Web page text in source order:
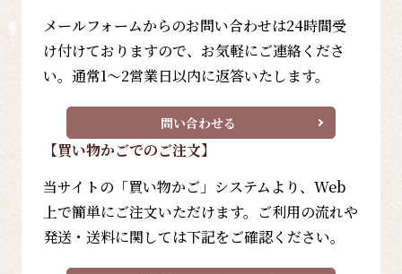
メールフォームからのお問い合わせは24時間受
け付けておりますので、お気軽にご連絡くださ
い。通常1～2営業日以内に返答いたします。
問い合わせる
【買い物かごでのご注文】
当サイトの「買い物かご」システムより、Web
上で簡単にご注文いただけます。ご利用の流れや
発送・送料に関しては下記をご確認ください。